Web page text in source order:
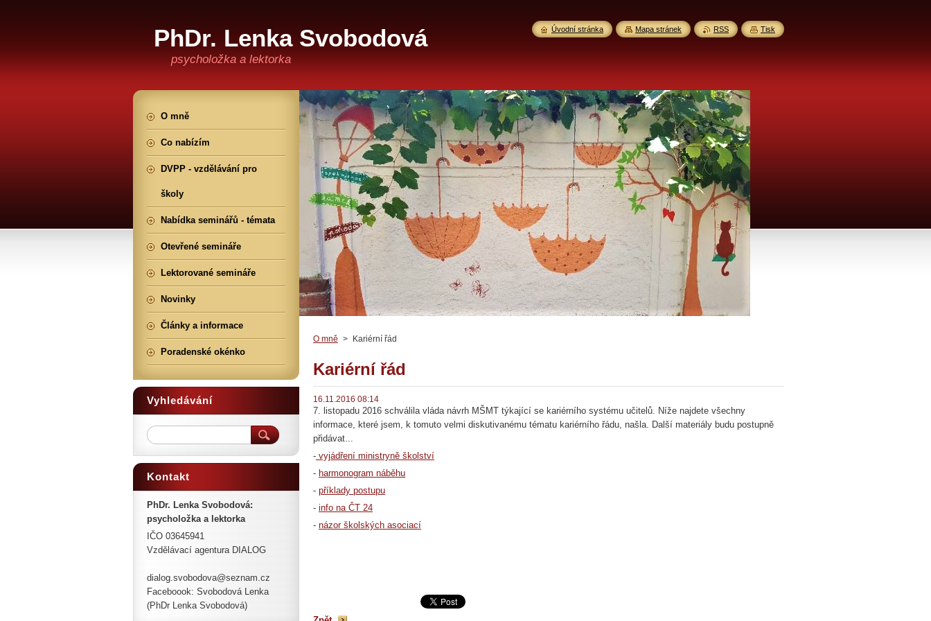
PhDr. Lenka Svobodová
psycholožka a lektorka
O mně > Kariérní řád
Kariérní řád
16.11.2016 08:14
7. listopadu 2016 schválila vláda návrh MŠMT týkající se kariérního systému učitelů. Níže najdete všechny
informace, které jsem, k tomuto velmi diskutivanému tématu kariérního řádu, našla. Další materiály budu postupně
přidávat...
- vyjádření ministryně školství
- harmonogram náběhu
- příklady postupu
- info na ČT 24
- názor školských asociací
O mně
Co nabízím
DVPP - vzdělávání pro
školy
Nabídka seminářů - témata
Otevřené semináře
Lektorované semináře
Novinky
Články a informace
Poradenské okénko
Vyhledávání
Kontakt
PhDr. Lenka Svobodová:
psycholožka a lektorka
IČO 03645941
Vzdělávací agentura DIALOG
dialog.svobodova@seznam.cz
Faceboook: Svobodová Lenka
(PhDr Lenka Svobodová)
Úvodní stránka Mapa stránek RSS Tisk